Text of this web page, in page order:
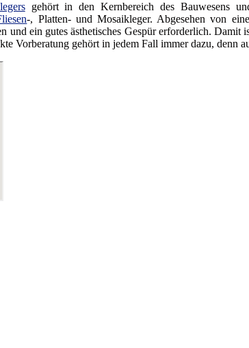
gehört in den Kernbereich des Bauwesens
-, Platten- und Mosaikleger. Abgesehen von
und ein gutes ästhetisches Gespür erforderlich.
Vorberatung gehört in jedem Fall immer dazu, denn